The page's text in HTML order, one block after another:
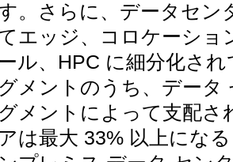
。さらに、データセン
エッジ、コロケーショ
ール、HPC に細分化さ
グメントのうち、データ
グメントによって支配さ
アは最大 33% 以上にな